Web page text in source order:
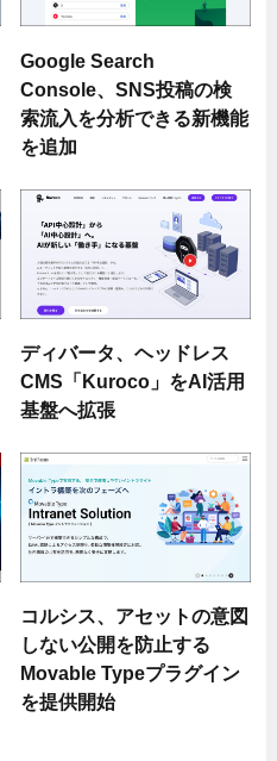
Google Search
Console、SNS投稿の検
索流入を分析できる新機能
を追加
ディバータ、ヘッドレス
CMS「Kuroco」をAI活用
基盤へ拡張
コルシス、アセットの意図
しない公開を防止する
Movable Typeプラグイン
を提供開始